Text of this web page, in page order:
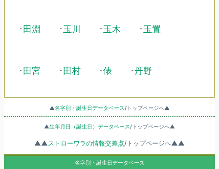
･ 田淵 ･玉川 ･玉木 ･玉置
･ 田宮 ･ 田村 ･俵 ･丹野
▲名字別・誕生日データベース/トップページへ▲
▲生年月日（誕生日）データベース/トップページへ▲
▲▲ストローワラの情報交差点/トップページへ▲▲
名字別・誕生日データベース